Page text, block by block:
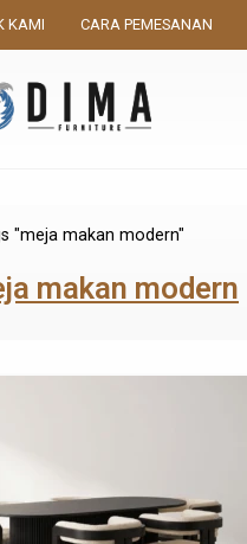
KAMI CARA PEMESANAN
"meja makan modern"
makan modern